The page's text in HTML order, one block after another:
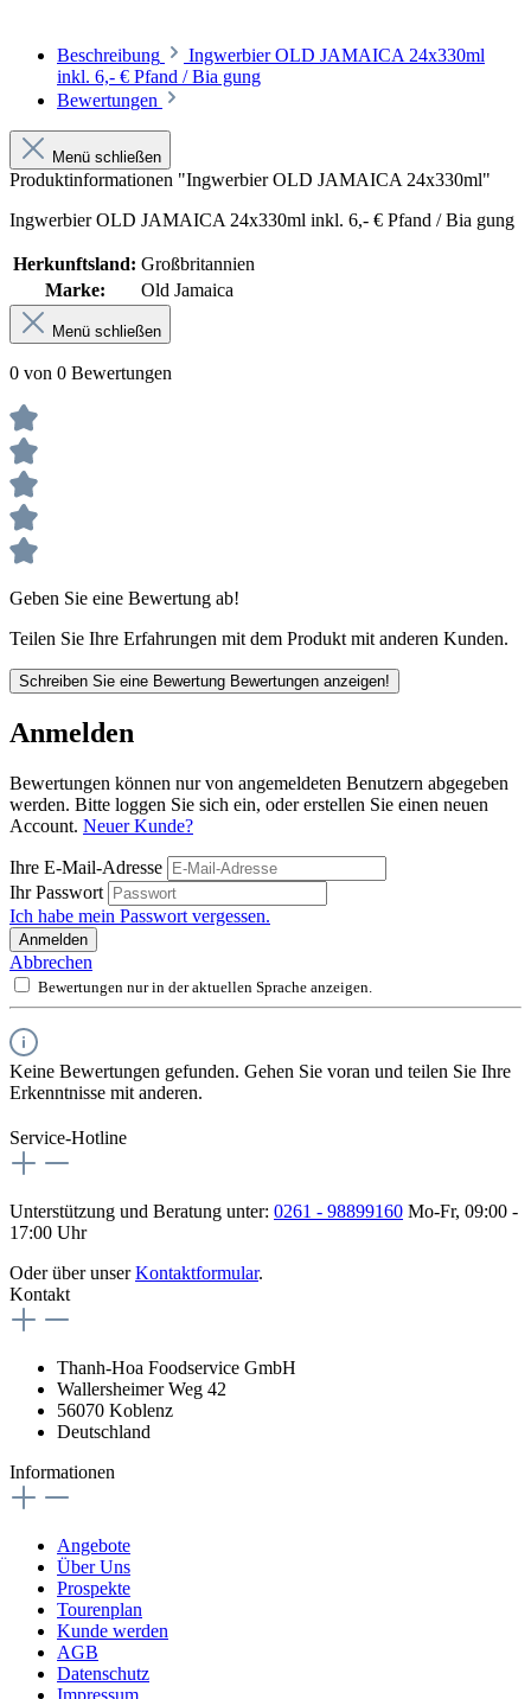
Beschreibung
Ingwerbier OLD JAMAICA 24x330ml
inkl. 6,- € Pfand / Bia gung
Bewertungen
Menü schließen
Produktinformationen "Ingwerbier OLD JAMAICA 24x330ml"
Ingwerbier OLD JAMAICA 24x330ml inkl. 6,- € Pfand / Bia gung
Herkunftsland: Großbritannien
Marke:
Old Jamaica
Menü schließen
0 von 0 Bewertungen
Geben Sie eine Bewertung ab!
Teilen Sie Ihre Erfahrungen mit dem Produkt mit anderen Kunden.
Schreiben Sie eine Bewertung Bewertungen anzeigen!
Anmelden
Bewertungen können nur von angemeldeten Benutzern abgegeben
werden. Bitte loggen Sie sich ein, oder erstellen Sie einen neuen
Account. Neuer Kunde?
Ihre E-Mail-Adresse
Ihr Passwort
Ich habe mein Passwort vergessen.
Anmelden
Abbrechen
Bewertungen nur in der aktuellen Sprache anzeigen.
Keine Bewertungen gefunden. Gehen Sie voran und teilen Sie Ihre
Erkenntnisse mit anderen.
Service-Hotline
Unterstützung und Beratung unter: 0261 - 98899160 Mo-Fr, 09:00 -
17:00 Uhr
Oder über unserKontaktformular.
Kontakt
Thanh-Hoa Foodservice GmbH
Wallersheimer Weg 42
56070 Koblenz
Deutschland
Informationen
Angebote
Über Uns
Prospekte
Tourenplan
Kunde werden
AGB
Datenschutz
Impressum